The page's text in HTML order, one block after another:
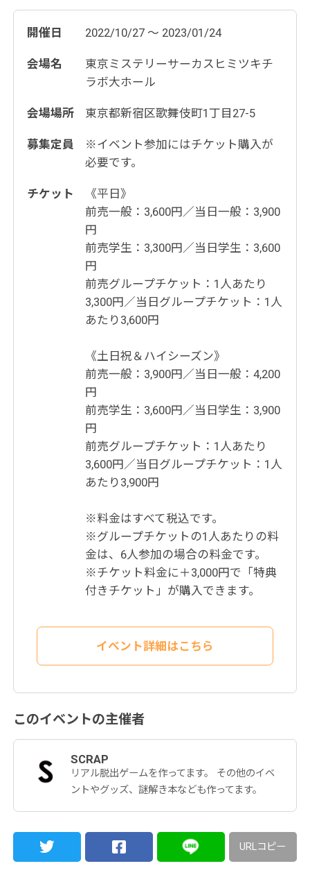
開催日 2022/10/27 ～ 2023/01/24
会場名
東京ミステリーサーカスヒミツキチ
ラボ大ホール
会場場所 東京都新宿区歌舞伎町1丁目27-5
募集定員
※イベント参加にはチケット購入が
必要です。
チケット
《平日》
前売一般：3,600円／当日一般：3,900
円
前売学生：3,300円／当日学生：3,600
円
前売グループチケット：1人あたり
3,300円／当日グループチケット：1人
あたり3,600円
《土日祝＆ハイシーズン》
前売一般：3,900円／当日一般：4,200
円
前売学生：3,600円／当日学生：3,900
円
前売グループチケット：1人あたり
3,600円／当日グループチケット：1人
あたり3,900円
※料金はすべて税込です。
※グループチケットの1人あたりの料
金は、6人参加の場合の料金です。
※チケット料金に＋3,000円で「特典
付きチケット」が購入できます。
イベント詳細はこちら
このイベントの主催者
SCRAP
リアル脱出ゲームを作ってます。 その他のイベ
ントやグッズ、謎解き本なども作ってます。
URLコピー